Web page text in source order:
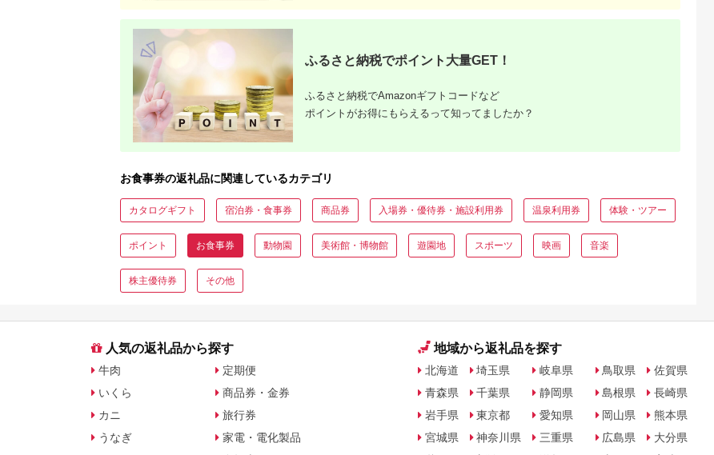
ふるさと納税でポイント大量GET！
ふるさと納税でAmazonギフトコードなど
ポイントがお得にもらえるって知ってましたか？
お食事券の返礼品に関連しているカテゴリ
カタログギフト 宿泊券・食事券 商品券 入場券・優待券・施設利用券 温泉利用券 体験・ツアー
ポイント お食事券 動物園 美術館・博物館 遊園地 スポーツ 映画 音楽
株主優待券 その他
人気の返礼品から探す
牛肉
いくら
カニ
うなぎ
定期便
商品券・金券
旅行券
家電・電化製品
地域から返礼品を探す
北海道
青森県
岩手県
宮城県
埼玉県
千葉県
東京都
神奈川県
岐阜県
静岡県
愛知県
三重県
鳥取県
島根県
岡山県
広島県
佐賀県
長崎県
熊本県
大分県